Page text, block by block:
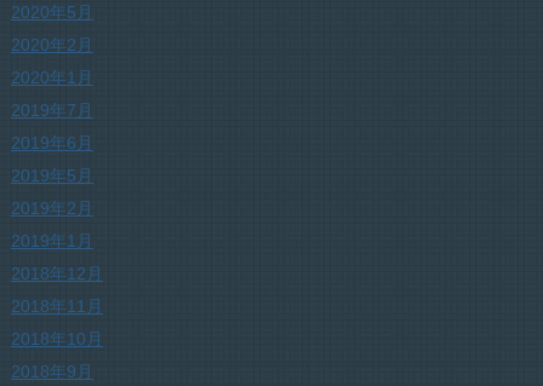
2020年5月
2020年2月
2020年1月
2019年7月
2019年6月
2019年5月
2019年2月
2019年1月
2018年12月
2018年11月
2018年10月
2018年9月